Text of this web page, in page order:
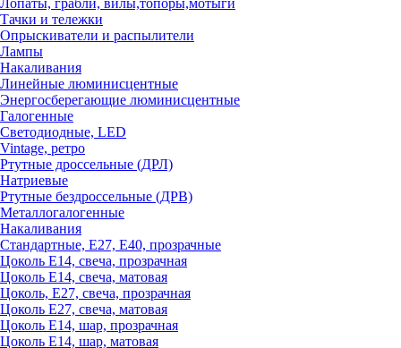
Лопаты, грабли, вилы,топоры,мотыги
Тачки и тележки
Опрыскиватели и распылители
Лампы
Накаливания
Линейные люминисцентные
Энергосберегающие люминисцентные
Галогенные
Светодиодные, LED
Vintage, ретро
Ртутные дроссельные (ДРЛ)
Натриевые
Ртутные бездроссельные (ДРВ)
Металлогалогенные
Накаливания
Стандартные, Е27, Е40, прозрачные
Цоколь Е14, свеча, прозрачная
Цоколь Е14, свеча, матовая
Цоколь, Е27, свеча, прозрачная
Цоколь Е27, свеча, матовая
Цоколь Е14, шар, прозрачная
Цоколь Е14, шар, матовая